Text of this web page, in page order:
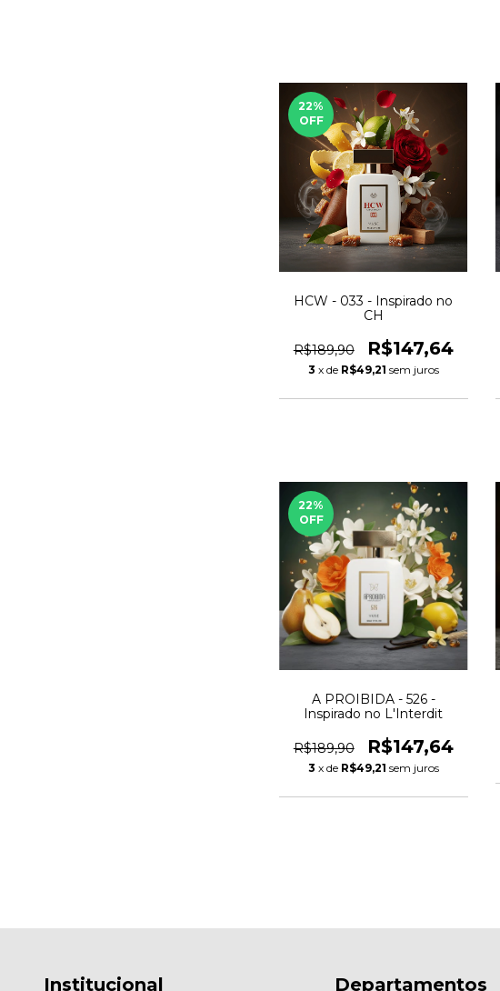
22%
OFF
HCW - 033 - Inspirado no
CH
R$189,90 R$147,64
3 x de R$49,21 sem juros
22%
OFF
A PROIBIDA - 526 -
Inspirado no L'Interdit
R$189,90 R$147,64
3 x de R$49,21 sem juros
Institucional Departamentos